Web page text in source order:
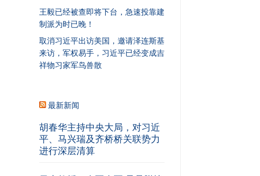
王毅已经被查即将下台，急速投靠建
制派为时已晚！
取消习近平出访美国，邀请泽连斯基
来访，军权易手，习近平已经变成吉
祥物习家军鸟兽散
最新新闻
胡春华主持中央大局，对习近
平、马兴瑞及齐桥桥关联势力
进行深层清算